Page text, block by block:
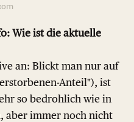
Wie ist die aktuelle
an: Blickt man nur auf
Anteil"), ist
so bedrohlich wie in
aber immer noch nicht